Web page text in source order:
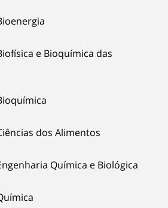
e Bioquímica das
dos Alimentos
Química e Biológica